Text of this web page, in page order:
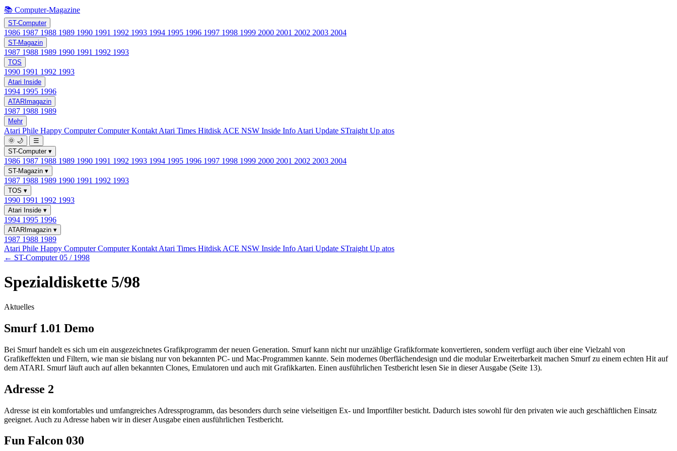
📚 Computer-Magazine
ST-Computer
1986 1987 1988 1989 1990 1991 1992 1993 1994 1995 1996 1997 1998 1999 2000 2001 2002 2003 2004
ST-Magazin
1987 1988 1989 1990 1991 1992 1993
TOS
1990 1991 1992 1993
Atari Inside
1994 1995 1996
ATARImagazin
1987 1988 1989
Mehr
Atari Phile Happy ComputerComputer Kontakt Atari Times Hitdisk ACE NSW Inside Info Atari Update STraight Up atos
🌞 🌙
☰
ST-Computer ▾
1986 1987 1988 1989 1990 1991 1992 1993 1994 1995 1996 1997 1998 1999 2000 2001 2002 2003 2004
ST-Magazin ▾
1987 1988 1989 1990 1991 1992 1993
TOS ▾
1990 1991 1992 1993
Atari Inside ▾
1994 1995 1996
ATARImagazin ▾
1987 1988 1989
Atari Phile Happy ComputerComputer Kontakt Atari Times Hitdisk ACE NSW Inside Info Atari Update STraight Up atos
← ST-Computer 05 / 1998
Spezialdiskette 5/98
Aktuelles
Smurf 1.01 Demo
Bei Smurf handelt es sich um ein ausgezeichnetes Grafikprogramm der neuen Generation. Smurf kann nicht nur unzählige Grafikformate konvertieren, sondern verfügt auch über eine Vielzahl von
Grafikeffekten und Filtern, wie man sie bislang nur von bekannten PC- und Mac-Programmen kannte. Sein modernes 0berflächendesign und die modular Erweiterbarkeit machen Smurf zu einem echten Hit auf
dem ATARI. Smurf läuft auch auf allen bekannten Clones, Emulatoren und auch mit Grafikkarten. Einen ausführlichen Testbericht lesen Sie in dieser Ausgabe (Seite 13).
Adresse 2
Adresse ist ein komfortables und umfangreiches Adressprogramm, das besonders durch seine vielseitigen Ex- und Importfilter besticht. Dadurch istes sowohl für den privaten wie auch geschäftlichen Einsatz
geeignet. Auch zu Adresse haben wir in dieser Ausgabe einen ausführlichen Testbericht.
Fun Falcon 030